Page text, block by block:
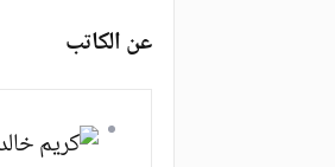
عن الكاتب